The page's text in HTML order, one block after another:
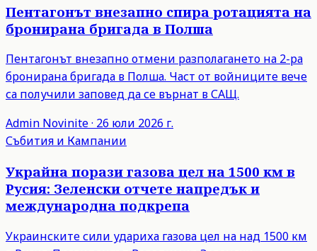
Пентагонът внезапно спира ротацията на
бронирана бригада в Полша
Пентагонът внезапно отмени разполагането на 2-ра
бронирана бригада в Полша. Част от войниците вече
са получили заповед да се върнат в САЩ.
Admin Novinite· 26 юли 2026 г.
Събития и Кампании
Украйна порази газова цел на 1500 км в
Русия: Зеленски отчете напредък и
международна подкрепа
Украинските сили удариха газова цел на над 1500 км